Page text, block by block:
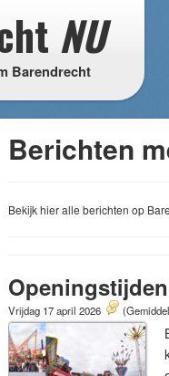
NU
Barendrecht
Berichten
Bekijk hier alle berichten op
Vrijdag 17 april 2026